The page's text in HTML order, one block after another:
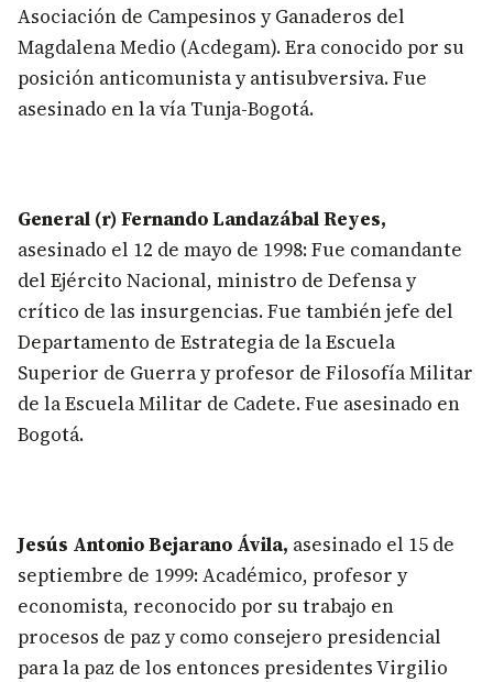
Asociación de Campesinos y Ganaderos del
Magdalena Medio (Acdegam). Era conocido por su
posición anticomunista y antisubversiva. Fue
asesinado en la vía Tunja-Bogotá.
General (r) Fernando Landazábal Reyes,
asesinado el 12 de mayo de 1998: Fue comandante
del Ejército Nacional, ministro de Defensa y
crítico de las insurgencias. Fue también jefe del
Departamento de Estrategia de la Escuela
Superior de Guerra y profesor de Filosofía Militar
de la Escuela Militar de Cadete. Fue asesinado en
Bogotá.
Jesús Antonio Bejarano Ávila, asesinado el 15 de
septiembre de 1999: Académico, profesor y
economista, reconocido por su trabajo en
procesos de paz y como consejero presidencial
para la paz de los entonces presidentes Virgilio